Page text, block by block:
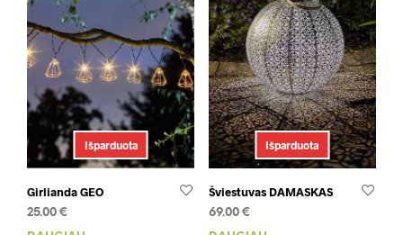
Išparduota
Girlianda GEO
25.00 €
Išparduota
Šviestuvas DAMASKAS
69.00 €